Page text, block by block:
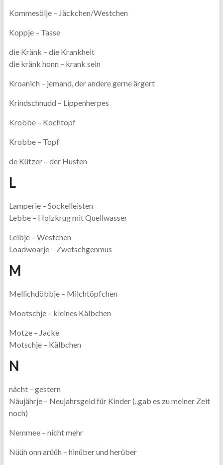
Kommesölje – Jäckchen/Westchen
Koppje – Tasse
die Kränk – die Krankheit
die kränk honn – krank sein
Kroanich – jemand, der andere gerne ärgert
Krindschnudd – Lippenherpes
Krobbe – Kochtopf
Krobbe – Topf
de Kützer – der Husten
L
Lamperie – Sockelleisten
Lebbe – Holzkrug mit Quellwasser
Leibje – Westchen
Loadwoarje – Zwetschgenmus
M
Mellichdöbbje – Milchtöpfchen
Mootschje – kleines Kälbchen
Motze – Jacke
Motschje – Kälbchen
N
nächt – gestern
Näujährje – Neujahrsgeld für Kinder (..gab es zu meiner Zeit
noch)
Nemmee – nicht mehr
Nüüh onn arüüh – hinüber und herüber